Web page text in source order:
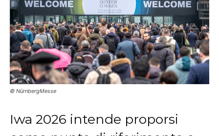
© NürnbergMesse
Iwa 2026 intende proporsi